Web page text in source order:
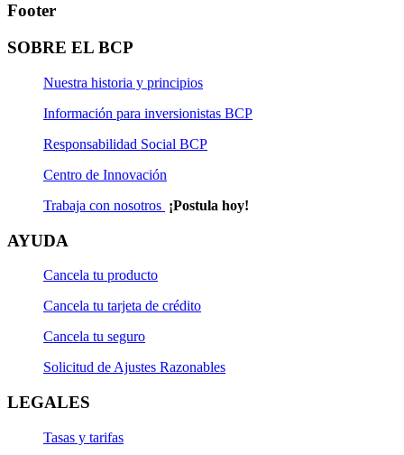
Footer
SOBRE EL BCP
Nuestra historia y principios
Información para inversionistas BCP
Responsabilidad Social BCP
Centro de Innovación
Trabaja con nosotros ¡Postula hoy!
AYUDA
Cancela tu producto
Cancela tu tarjeta de crédito
Cancela tu seguro
Solicitud de Ajustes Razonables
LEGALES
Tasas y tarifas